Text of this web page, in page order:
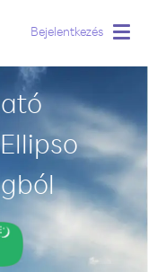
Bejelentkezés